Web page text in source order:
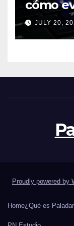
cómo
delJULY 20,
Proudly powered by
Home¿Qué es